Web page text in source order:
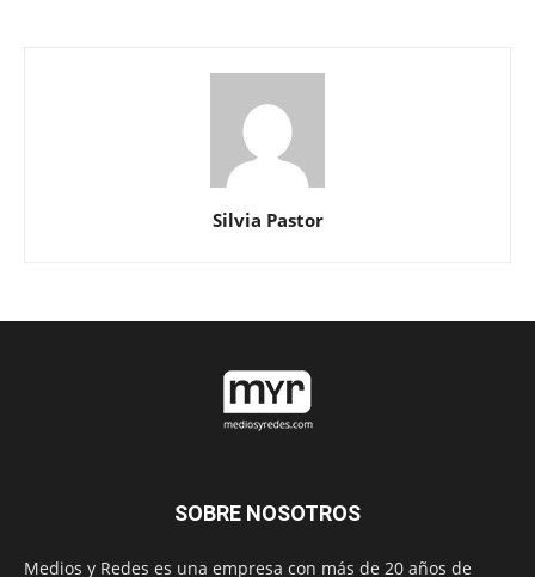
Silvia Pastor
SOBRE NOSOTROS
Medios y Redes es una empresa con más de 20 años de